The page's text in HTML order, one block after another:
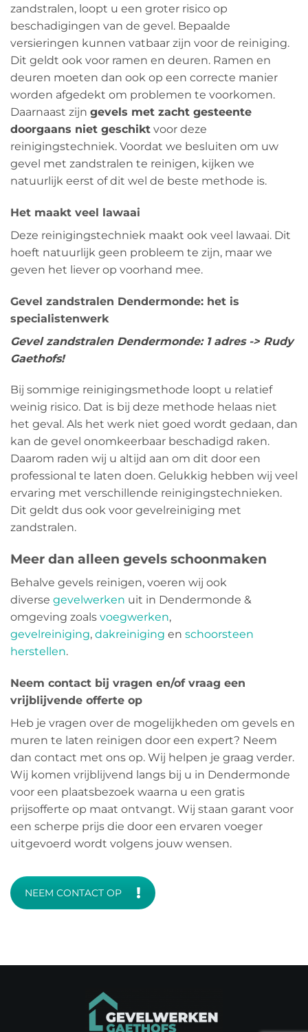
zandstralen, loopt u een groter risico op
beschadigingen van de gevel. Bepaalde
versieringen kunnen vatbaar zijn voor de reiniging.
Dit geldt ook voor ramen en deuren. Ramen en
deuren moeten dan ook op een correcte manier
worden afgedekt om problemen te voorkomen.
Daarnaast zijn gevels met zacht gesteente
doorgaans niet geschikt voor deze
reinigingstechniek. Voordat we besluiten om uw
gevel met zandstralen te reinigen, kijken we
natuurlijk eerst of dit wel de beste methode is.
Het maakt veel lawaai
Deze reinigingstechniek maakt ook veel lawaai. Dit
hoeft natuurlijk geen probleem te zijn, maar we
geven het liever op voorhand mee.
Gevel zandstralen Dendermonde: het is
specialistenwerk
Gevel zandstralen Dendermonde: 1 adres -> Rudy
Gaethofs!
Bij sommige reinigingsmethode loopt u relatief
weinig risico. Dat is bij deze methode helaas niet
het geval. Als het werk niet goed wordt gedaan, dan
kan de gevel onomkeerbaar beschadigd raken.
Daarom raden wij u altijd aan om dit door een
professional te laten doen. Gelukkig hebben wij veel
ervaring met verschillende reinigingstechnieken.
Dit geldt dus ook voor gevelreiniging met
zandstralen.
Meer dan alleen gevels schoonmaken
Behalve gevels reinigen, voeren wij ook
diverse gevelwerken uit in Dendermonde &
omgeving zoals voegwerken,
gevelreiniging, dakreiniging en schoorsteen
herstellen.
Neem contact bij vragen en/of vraag een
vrijblijvende offerte op
Heb je vragen over de mogelijkheden om gevels en
muren te laten reinigen door een expert? Neem
dan contact met ons op. Wij helpen je graag verder.
Wij komen vrijblijvend langs bij u in Dendermonde
voor een plaatsbezoek waarna u een gratis
prijsofferte op maat ontvangt. Wij staan garant voor
een scherpe prijs die door een ervaren voeger
uitgevoerd wordt volgens jouw wensen.
NEEM CONTACT OP